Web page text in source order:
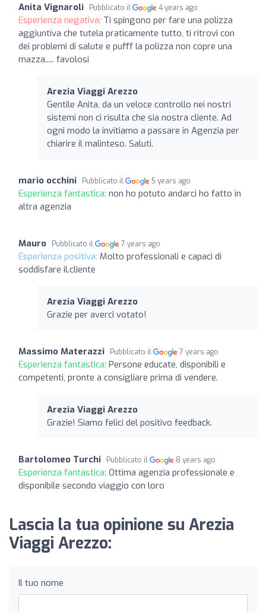
Anita Vignaroli Pubblicato il 4 years ago
Esperienza negativa: Ti spingono per fare una polizza
aggiuntiva che tutela praticamente tutto, ti ritrovi con
dei problemi di salute e pufff la polizza non copre una
mazza..... favolosi
Arezia Viaggi Arezzo
Gentile Anita, da un veloce controllo nei nostri
sistemi non ci risulta che sia nostra cliente. Ad
ogni modo la invitiamo a passare in Agenzia per
chiarire il malinteso. Saluti.
mario occhini Pubblicato il 5 years ago
Esperienza fantastica: non ho potuto andarci ho fatto in
altra agenzia
Mauro Pubblicato il 7 years ago
Esperienza positiva: Molto professionali e capaci di
soddisfare il.cliente
Arezia Viaggi Arezzo
Grazie per averci votato!
Massimo Materazzi Pubblicato il 7 years ago
Esperienza fantastica: Persone educate, disponibili e
competenti, pronte a consigliare prima di vendere.
Arezia Viaggi Arezzo
Grazie! Siamo felici del positivo feedback.
Bartolomeo Turchi Pubblicato il 8 years ago
Esperienza fantastica: Ottima agenzia professionale e
disponibile secondo viaggio con loro
Lascia la tua opinione su Arezia
Viaggi Arezzo:
Il tuo nome